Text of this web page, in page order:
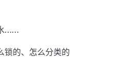
……
锁的、怎么分类的